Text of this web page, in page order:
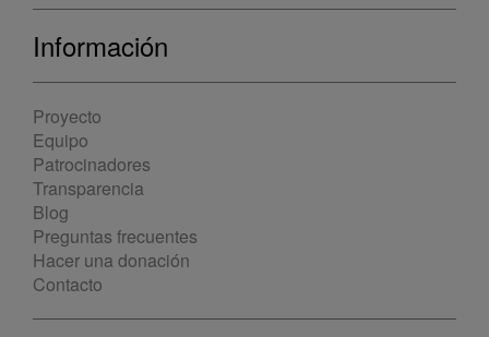
Información
Proyecto
Equipo
Patrocinadores
Transparencia
Blog
Preguntas frecuentes
Hacer una donación
Contacto